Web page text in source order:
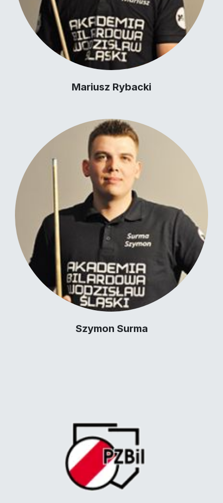
Mariusz Rybacki
Szymon Surma